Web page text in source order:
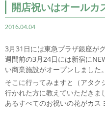
開店祝いはオールカ
2016.04.04
3月31日には東急プラザ銀座が
週間前の3月24日には新宿に
い商業施設がオープンしました。
そこに行ってみますと（アタク
行かれた方に教えていただきま
あるすべてのお祝いの花がカス